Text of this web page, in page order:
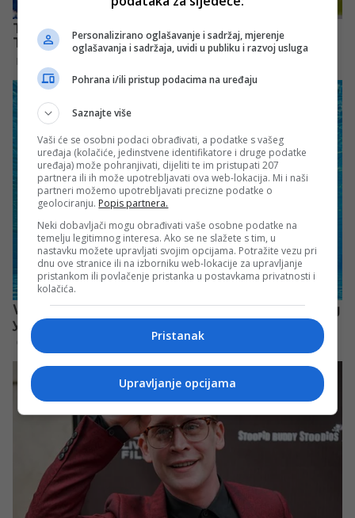
Personalizirano oglašavanje i sadržaj, mjerenje
oglašavanja i sadržaja, uvidi u publiku i razvoj usluga
Pohrana i/ili pristup podacima na uređaju
Saznajte više
Vaši će se osobni podaci obrađivati, a podatke s vašeg
uređaja (kolačiće, jedinstvene identifikatore i druge podatke
uređaja) može pohranjivati, dijeliti te im pristupati 207
partnera ili ih može upotrebljavati ova web-lokacija. Mi i naši
partneri možemo upotrebljavati precizne podatke o
geolociranju. Popis partnera.
Neki dobavljači mogu obrađivati vaše osobne podatke na
temelju legitimnog interesa. Ako se ne slažete s tim, u
nastavku možete upravljati svojim opcijama. Potražite vezu pri
dnu ove stranice ili na izborniku web-lokacije za upravljanje
pristankom ili povlačenje pristanka u postavkama privatnosti i
kolačića.
Pristanak
Upravljanje opcijama